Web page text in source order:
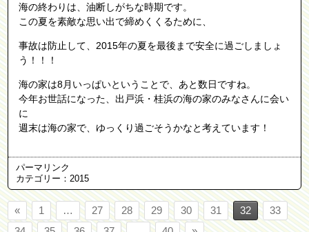
海の終わりは、油断しがちな時期です。
この夏を素敵な思い出で締めくくるために、
事故は防止して、2015年の夏を最後まで安全に過ごしましょ
う！！！
海の家は8月いっぱいということで、あと数日ですね。
今年お世話になった、出戸浜・桂浜の海の家のみなさんに会い
に
週末は海の家で、ゆっくり過ごそうかなと考えています！
パーマリンク
カテゴリー： 2015
« 1 … 27 28 29 30 31 32
33